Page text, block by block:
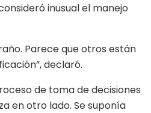
inusual el manejo
Parece que otros están
declaró.
de toma de decisiones
en otro lado. Se suponía